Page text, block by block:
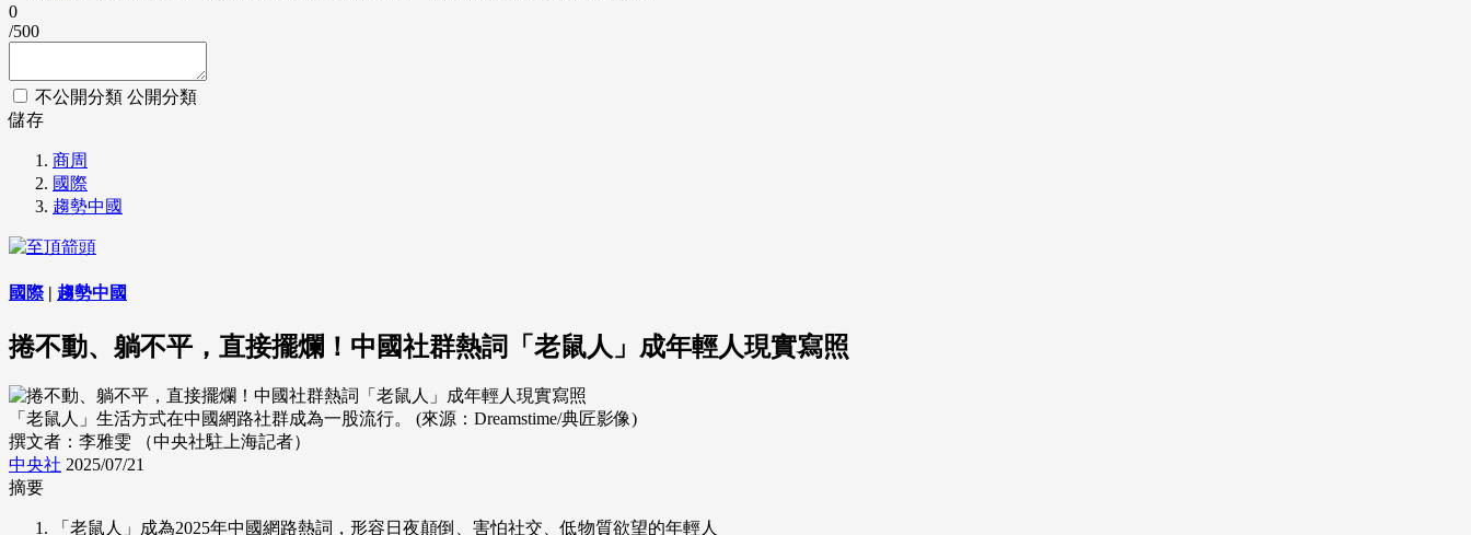
0
/500
不公開分類 公開分類
儲存
商周
國際
趨勢中國
國際| 趨勢中國
捲不動、躺不平，直接擺爛！中國社群熱詞「老鼠人」成年輕人現實寫照
「老鼠人」生活方式在中國網路社群成為一股流行。 (來源：Dreamstime/典匠影像)
撰文者：李雅雯 （中央社駐上海記者）
中央社 2025/07/21
摘要
「老鼠人」成為2025年中國網路熱詞，形容日夜顛倒、害怕社交、低物質欲望的年輕人